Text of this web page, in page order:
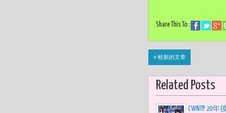
Share This To :
« 較新的文章
Related Posts
CWNTP